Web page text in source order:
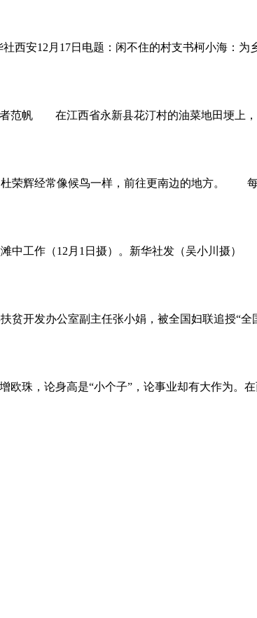
西安12月17日电题：闲不住的村支书柯小
帆 在江西省永新县花汀村的油菜地田埂上，
经常像候鸟一样，前往更南边的地方。 每
中工作（12月1日摄）。新华社发（吴小川摄
开发办公室副主任张小娟，被全国妇联追授“
欧珠，论身高是“小个子”，论事业却有大作为。